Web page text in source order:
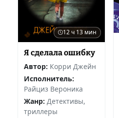
12 ч 13 мин
Я сделала ошибку
Автор: Корри Джейн
Исполнитель:
Райциз Вероника
Жанр: Детективы,
триллеры